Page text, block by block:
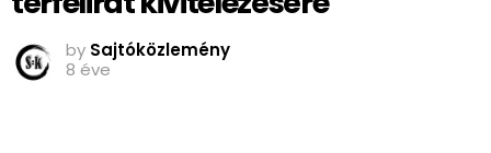
by Sajtóközlemény
8 éve